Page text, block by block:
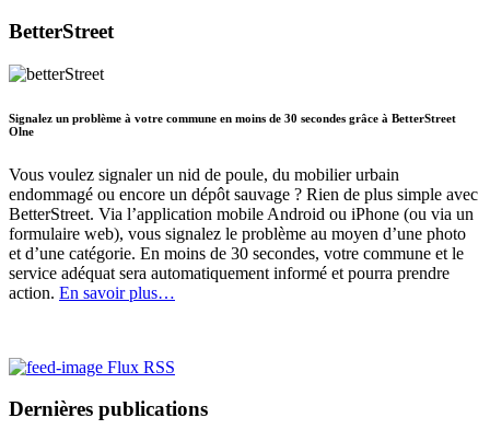
BetterStreet
Signalez un problème à votre commune en moins de 30 secondes grâce à BetterStreet
Olne
Vous voulez signaler un nid de poule, du mobilier urbain
endommagé ou encore un dépôt sauvage ? Rien de plus simple avec
BetterStreet. Via l’application mobile Android ou iPhone (ou via un
formulaire web), vous signalez le problème au moyen d’une photo
et d’une catégorie. En moins de 30 secondes, votre commune et le
service adéquat sera automatiquement informé et pourra prendre
action. En savoir plus…
Flux RSS
Dernières publications